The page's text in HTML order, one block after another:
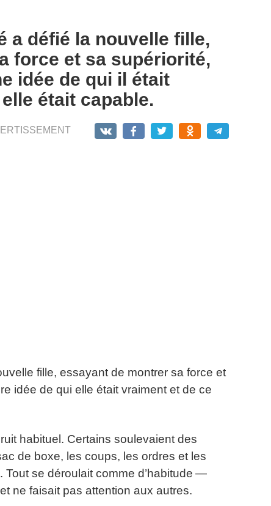
a défié la nouvelle fille,
force et sa supériorité,
idée de qui il était
était capable.
fille, essayant de montrer sa force et
idée de qui elle était vraiment et de ce
habituel. Certains soulevaient des
de boxe, les coups, les ordres et les
se déroulait comme d’habitude —
ne faisait pas attention aux autres.